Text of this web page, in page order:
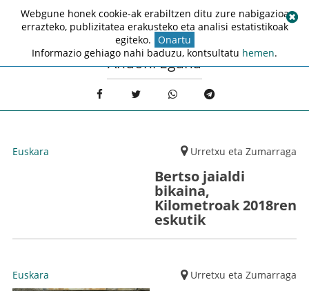
Andoni Egaña
Euskara Urretxu eta Zumarraga
Bertso jaialdi
bikaina,
Kilometroak 2018ren
eskutik
Euskara Urretxu eta Zumarraga
Webgune honek cookie-ak erabiltzen ditu zure nabigazioa
errazteko, publizitatea erakusteko eta analisi estatistikoak
egiteko. Onartu
Informazio gehiago nahi baduzu, kontsultatu hemen.